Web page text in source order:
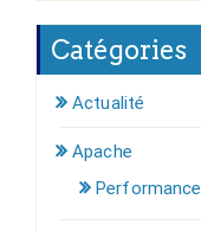
Catégories
Actualité
Apache
Performance